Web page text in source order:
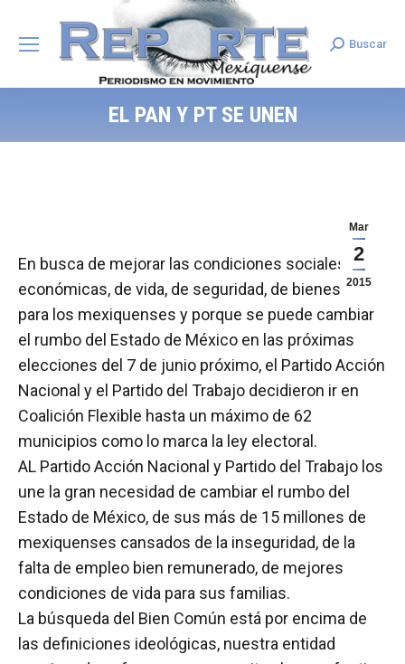
Search:
Buscar
EL PAN Y PT SE UNEN
Mar
2
2015
En busca de mejorar las condiciones sociales,
económicas, de vida, de seguridad, de bienestar
para los mexiquenses y porque se puede cambiar
el rumbo del Estado de México en las próximas
elecciones del 7 de junio próximo, el Partido Acción
Nacional y el Partido del Trabajo decidieron ir en
Coalición Flexible hasta un máximo de 62
municipios como lo marca la ley electoral.
AL Partido Acción Nacional y Partido del Trabajo los
une la gran necesidad de cambiar el rumbo del
Estado de México, de sus más de 15 millones de
mexiquenses cansados de la inseguridad, de la
falta de empleo bien remunerado, de mejores
condiciones de vida para sus familias.
La búsqueda del Bien Común está por encima de
las definiciones ideológicas, nuestra entidad